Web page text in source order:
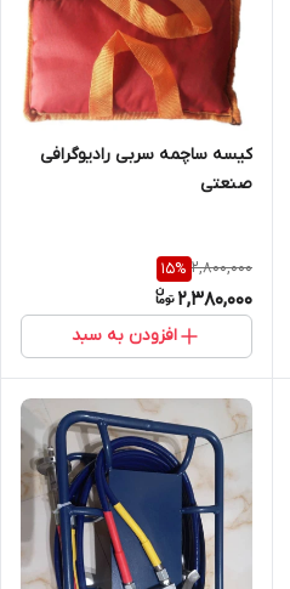
کیسه ساچمه سربی رادیوگرافی
صنعتی
2,800,000
15%
2,380,000
افزودن به سبد